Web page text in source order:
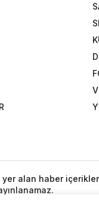
alan haber